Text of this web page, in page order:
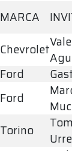
MARCA
Chevrolet
Ford
Ford
Torino